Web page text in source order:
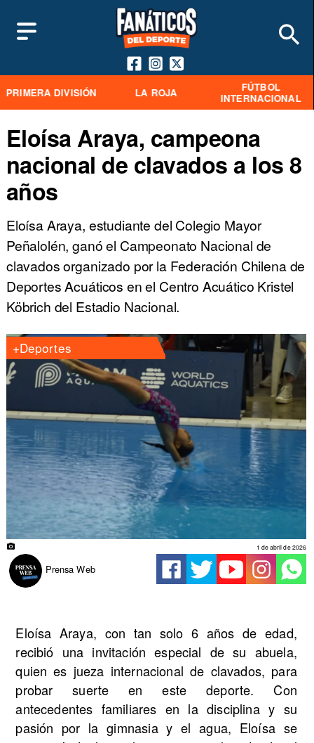
PRIMERA DIVISIÓN LA ROJA
FÚTBOL
INTERNACIONAL
Eloísa Araya, campeona
nacional de clavados a los 8
años
Eloísa Araya, estudiante del Colegio Mayor
Peñalolén, ganó el Campeonato Nacional de
clavados organizado por la Federación Chilena de
Deportes Acuáticos en el Centro Acuático Kristel
Köbrich del Estadio Nacional.
+Deportes
Prensa Web
1 de abril de 2026
Eloísa Araya, con tan solo 6 años de edad,
recibió una invitación especial de su abuela,
quien es jueza internacional de clavados, para
probar suerte en este deporte. Con
antecedentes familiares en la disciplina y su
pasión por la gimnasia y el agua, Eloísa se